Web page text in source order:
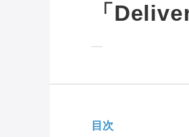
「
目次